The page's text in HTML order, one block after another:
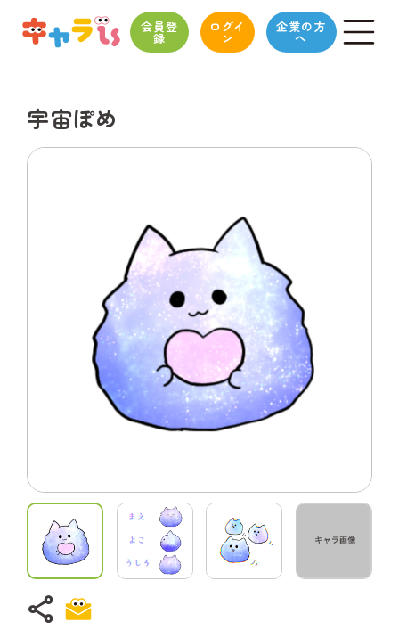
会員登
録
ログイ
ン
企業の方
へ
宇宙ぽめ
share